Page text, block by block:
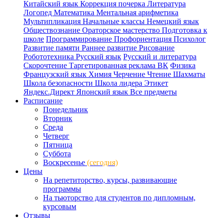
Китайский язык Коррекция почерка Литература
Логопед Математика Ментальная арифметика
Мультипликация Начальные классы Немецкий язык
Обществознание Ораторское мастерство Подготовка к
школе Программирование Профориентация Психолог
Развитие памяти Раннее развитие Рисование
Робототехника Русский язык Русский и литература
Скорочтение Таргетированная реклама ВК Физика
Французский язык Химия Черчение Чтение Шахматы
Школа безопасности Школа лидера Этикет
Яндекс.Директ Японский язык Все предметы
Расписание
Понедельник
Вторник
Среда
Четверг
Пятница
Суббота
Воскресенье (сегодня)
Цены
На репетиторство, курсы, развивающие
программы
На тьюторство для студентов по дипломным,
курсовым
Отзывы